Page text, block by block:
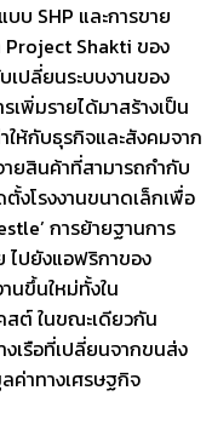
บ SHP และการขาย
Project Shakti ของ
เปลี่ยนระบบงานของ
เพิ่มรายได้มาสร้างเป็น
ให้กับธุรกิจและสังคมจาก
ยสินค้าที่สามารถกำกับ
งโรงงานขนาดเล็กเพื่อ
การย้ายฐานการ
ไปยังแอฟริกาของ
นขึ้นใหม่ทั้งใน
สต์ ในขณะเดียวกัน
เรือที่เปลี่ยนจากขนส่ง
าทางเศรษฐกิจ